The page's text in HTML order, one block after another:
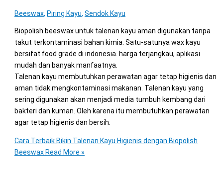
Beeswax, Piring Kayu, Sendok Kayu
Biopolish beeswax untuk talenan kayu aman digunakan tanpa
takut terkontaminasi bahan kimia. Satu-satunya wax kayu
bersifat food grade di indonesia. harga terjangkau, aplikasi
mudah dan banyak manfaatnya.
Talenan kayu membutuhkan perawatan agar tetap higienis dan
aman tidak mengkontaminasi makanan. Talenan kayu yang
sering digunakan akan menjadi media tumbuh kembang dari
bakteri dan kuman. Oleh karena itu membutuhkan perawatan
agar tetap higienis dan bersih.
Cara Terbaik Bikin Talenan Kayu Higienis dengan Biopolish
Beeswax Read More »